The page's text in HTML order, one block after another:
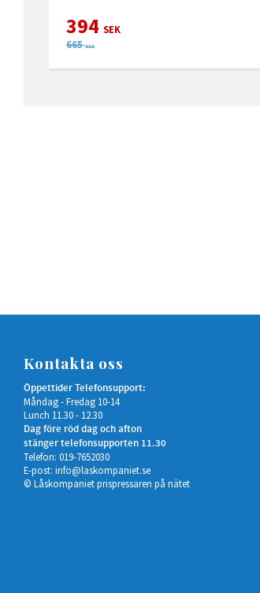
394 SEK
665 SEK
Kontakta oss
Öppettider Telefonsupport:
Måndag - Fredag 10-14
Lunch 11.30 - 12.30
Dag före röd dag och afton
stänger telefonsupporten 11.30
Telefon: 019-7652030
E-post: info@laskompaniet.se
© Låskompaniet prispressaren på nätet